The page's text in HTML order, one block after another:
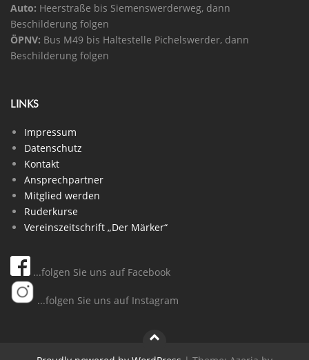
Auto: Heerstraße bis Siemenswerderweg, dann
Beschilderung folgen
ÖPNV: Bus M49 bis Haltestelle Pichelswerder, dann
Beschilderung folgen
LINKS
Impressum
Datenschutz
Kontakt
Ansprechpartner
Mitglied werden
Ruderkurse
Vereinszeitschrift „Der Märker“
...folgen Sie uns auf Facebook
...folgen Sie uns auf Instagram